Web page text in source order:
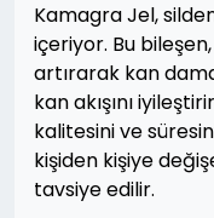
Kamagra Jel,
içeriyor. Bu
artırarak kan
kan akışını
kalitesini ve
kişiden kişiye
tavsiye edilir.